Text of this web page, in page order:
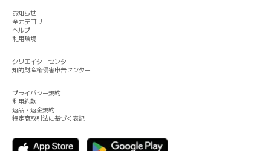
お知らせ
全カテゴリー
ヘルプ
利用環境
クリエイターセンター
知的財産権侵害申告センター
プライバシー規約
利用約款
返品・返金規約
特定商取引法に基づく表記